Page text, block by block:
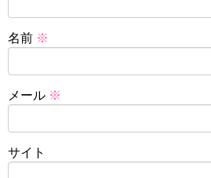
名前 ※
メール ※
サイト